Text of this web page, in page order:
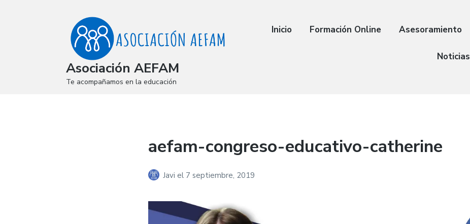
Asociación AEFAM
Te acompañamos en la educación
Inicio Formación Online Asesoramiento
Noticias
aefam-congreso-educativo-catherine
Javiel 7 septiembre, 2019